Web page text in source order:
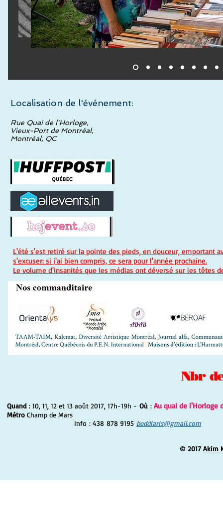
Nbr
L'été s'est retiré sur la pointe des pieds, en douceur, emportant
s'excuser: si j'ai bien compris, ce sera pour l'année prochaine.
Le volume d'insanités que les médias ont déversé sur les têtes
Localisation de l'événement:
Rue Quai de l'Horloge,
Vieux-Port de Montréal,
Montréal, QC
Quand : 10, 11, 12 et 13 août 2017, 17h-19h - Où : Au quai de l'Horloge
Métro Champ de Mars
Info : 438 878 9195 beddiaris@gmail.com
© 2017 Akim